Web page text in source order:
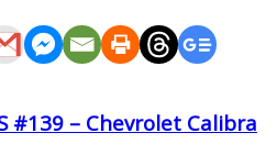
#139 – Chevrolet Calibra